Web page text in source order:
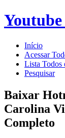
Início
Acessar
Lista Todos
Pesquisar
Baixar
Carolina
Completo